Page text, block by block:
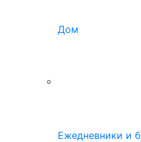
Дом
Ежедневники и